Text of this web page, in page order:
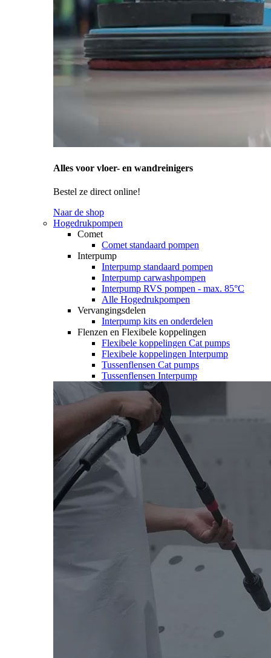
Alles voor vloer- en wandreinigers
Bestel ze direct online!
Naar de shop
Hogedrukpompen
Comet
Comet standaard pompen
Interpump
Interpump standaard pompen
Interpump carwashpompen
Interpump RVS pompen - max. 85°C
Alle Hogedrukpompen
Vervangingsdelen
Interpump kits en onderdelen
Flenzen en Flexibele koppelingen
Flexibele koppelingen Cat pumps
Flexibele koppelingen Interpump
Tussenflensen Cat pumps
Tussenflensen Interpump